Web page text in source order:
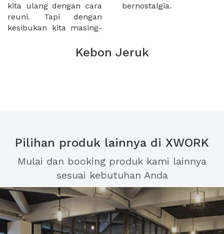
kita ulang dengan cara
reuni. Tapi dengan
kesibukan kita masing-
bernostalgia.
Kebon Jeruk
Pilihan produk lainnya di XWORK
Mulai dan booking produk kami lainnya
sesuai kebutuhan Anda